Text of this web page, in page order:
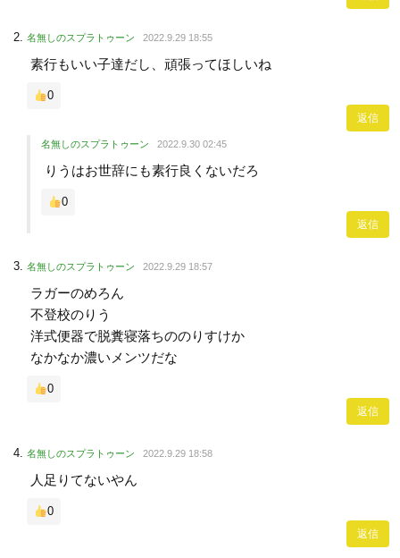
名無しのスプラトゥーン 2022.9.29 18:55
素行もいい子達だし、頑張ってほしいね
0
返信
名無しのスプラトゥーン 2022.9.30 02:45
りうはお世辞にも素行良くないだろ
0
返信
名無しのスプラトゥーン 2022.9.29 18:57
ラガーのめろん
不登校のりう
洋式便器で脱糞寝落ちののりすけか
なかなか濃いメンツだな
0
返信
名無しのスプラトゥーン 2022.9.29 18:58
人足りてないやん
0
返信